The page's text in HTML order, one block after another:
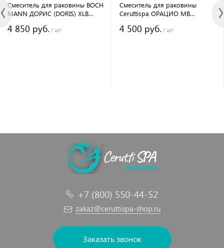
Смеситель для раковины BOCH
MANN ДОРИС (DORIS) XLB
4 850 руб. / шт
Смеситель для раковины
Ceruttispa ОРАЦИО MB
черный матовый
4 500 руб. / шт
+7 (800) 550-44-52
zakaz@ceruttispa-shop.ru
Заказать звонок